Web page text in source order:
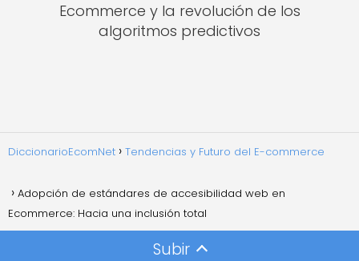
Ecommerce y la revolución de los
algoritmos predictivos
DiccionarioEcomNet Tendencias y Futuro del E-commerce
Adopción de estándares de accesibilidad web en
Ecommerce: Hacia una inclusión total
Subir